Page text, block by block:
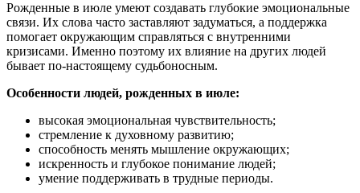
Рожденные в июле умеют создавать глубокие эмоциональные
связи. Их слова часто заставляют задуматься, а поддержка
помогает окружающим справляться с внутренними
кризисами. Именно поэтому их влияние на других людей
бывает по-настоящему судьбоносным.
Особенности людей, рожденных в июле:
высокая эмоциональная чувствительность;
стремление к духовному развитию;
способность менять мышление окружающих;
искренность и глубокое понимание людей;
умение поддерживать в трудные периоды.